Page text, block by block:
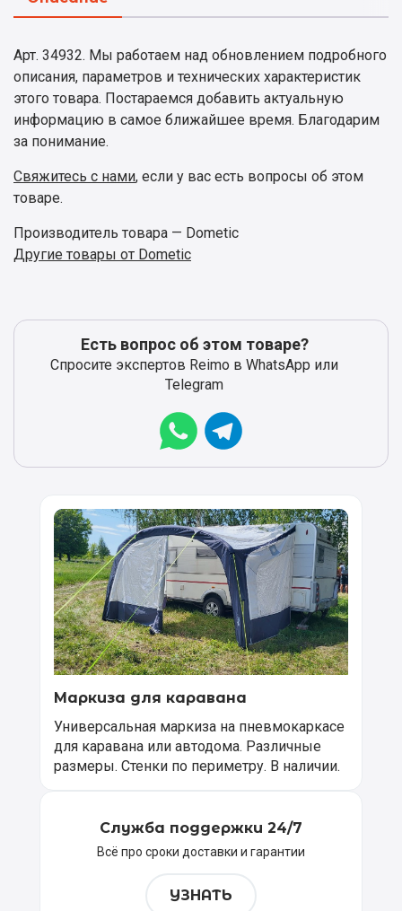
Арт. 34932. Мы работаем над обновлением подробного
описания, параметров и технических характеристик
этого товара. Постараемся добавить актуальную
информацию в самое ближайшее время. Благодарим
за понимание.
Свяжитесь с нами, если у вас есть вопросы об этом
товаре.
Производитель товара — Dometic
Другие товары от Dometic
Есть вопрос об этом товаре?
Спросите экспертов Reimo в WhatsApp или
Telegram
Маркиза для каравана
Универсальная маркиза на пневмокаркасе
для каравана или автодома. Различные
размеры. Стенки по периметру. В наличии.
Служба поддержки 24/7
Всё про сроки доставки и гарантии
УЗНАТЬ